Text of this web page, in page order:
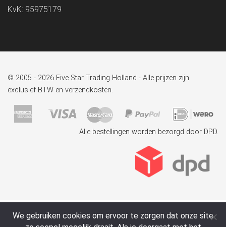
KvK: 95975179
© 2005 - 2026 Five Star Trading Holland - Alle prijzen zijn
exclusief BTW en verzendkosten.
Alle bestellingen worden bezorgd door DPD.
We gebruiken cookies om ervoor te zorgen dat onze site